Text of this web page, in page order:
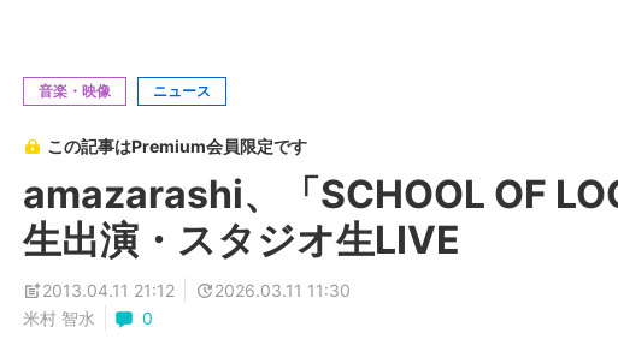
音楽・映像 ニュース
この記事はPremium会員限定です
amazarashi、「SCHOOL OF
生出演・スタジオ生LIVE
2013.04.11 21:12
2026.03.11 11:30
米村 智水
0